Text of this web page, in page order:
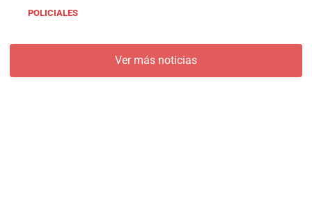
POLICIALES
Ver más noticias